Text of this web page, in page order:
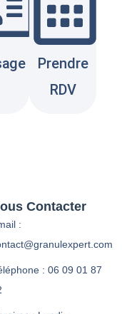
Prendre
RDV
Contacter
:
: 06 09 01 87